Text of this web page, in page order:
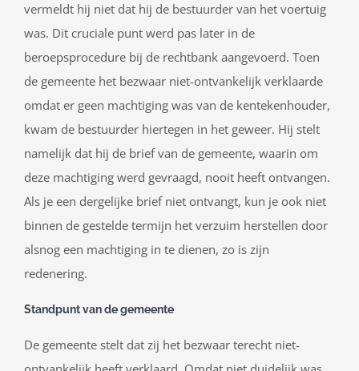
vermeldt hij niet dat hij de bestuurder van het voertuig
was. Dit cruciale punt werd pas later in de
beroepsprocedure bij de rechtbank aangevoerd. Toen
de gemeente het bezwaar niet-ontvankelijk verklaarde
omdat er geen machtiging was van de kentekenhouder,
kwam de bestuurder hiertegen in het geweer. Hij stelt
namelijk dat hij de brief van de gemeente, waarin om
deze machtiging werd gevraagd, nooit heeft ontvangen.
Als je een dergelijke brief niet ontvangt, kun je ook niet
binnen de gestelde termijn het verzuim herstellen door
alsnog een machtiging in te dienen, zo is zijn
redenering.
Standpunt van de gemeente
De gemeente stelt dat zij het bezwaar terecht niet-